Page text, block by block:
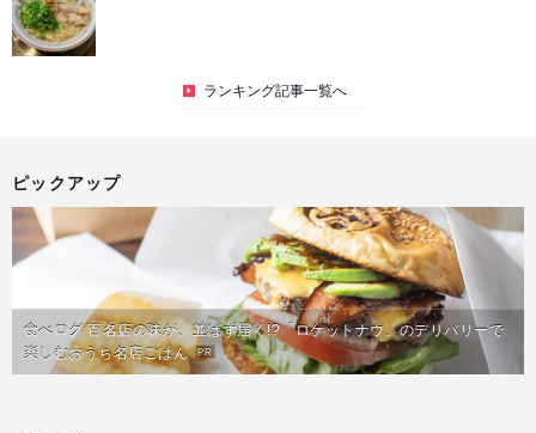
ランキング記事一覧へ
ピックアップ
食べログ 百名店の味が、並ばず届く!?「ロケットナウ」のデリバリーで
楽しむおうち名店ごはん PR